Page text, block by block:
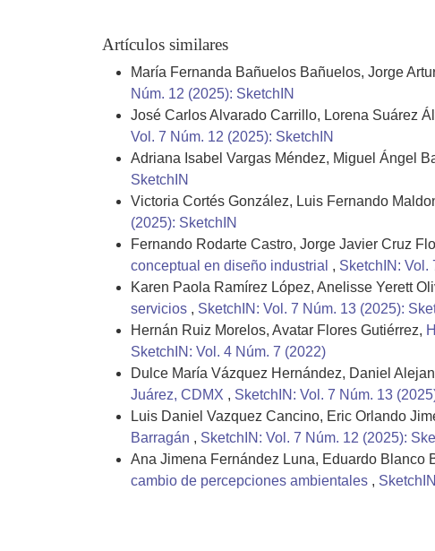
Artículos similares
María Fernanda Bañuelos Bañuelos, Jorge
Núm. 12 (2025): SketchIN
José Carlos Alvarado Carrillo, Lorena Suárez
Vol. 7 Núm. 12 (2025): SketchIN
Adriana Isabel Vargas Méndez, Miguel Ángel
SketchIN
Victoria Cortés González, Luis Fernando
(2025): SketchIN
Fernando Rodarte Castro, Jorge Javier Cruz
conceptual en diseño industrial , SketchIN: Vol.
Karen Paola Ramírez López, Anelisse Yerett
servicios , SketchIN: Vol. 7 Núm. 13 (2025):
Hernán Ruiz Morelos, Avatar Flores Gutiérrez,
SketchIN: Vol. 4 Núm. 7 (2022)
Dulce María Vázquez Hernández, Daniel
Juárez, CDMX , SketchIN: Vol. 7 Núm. 13
Luis Daniel Vazquez Cancino, Eric Orlando
Barragán , SketchIN: Vol. 7 Núm. 12 (2025):
Ana Jimena Fernández Luna, Eduardo Blanco
cambio de percepciones ambientales ,